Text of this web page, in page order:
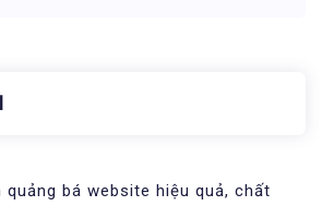
quảng bá website hiệu quả, chất